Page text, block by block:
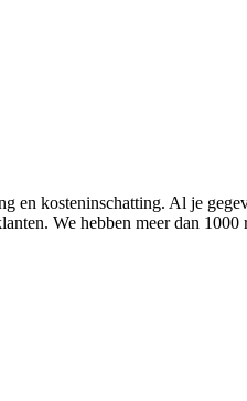
en kosteninschatting. Al je
We hebben meer dan